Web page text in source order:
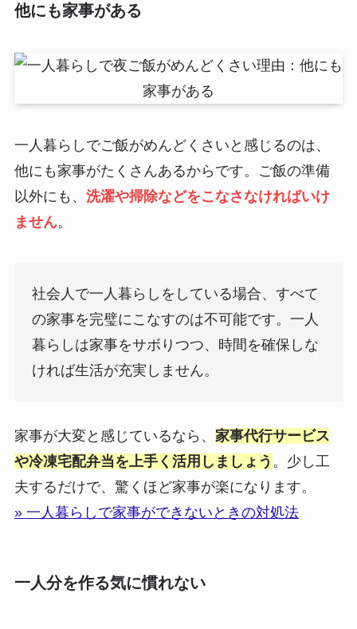
他にも家事がある
一人暮らしでご飯がめんどくさいと感じるのは、
他にも家事がたくさんあるからです。ご飯の準備
以外にも、 洗濯や掃除などをこなさなければいけ
ません。
社会人で一人暮らしをしている場合、すべて
の家事を完璧にこなすのは不可能です。一人
暮らしは家事をサボりつつ、時間を確保しな
ければ生活が充実しません。
家事が大変と感じているなら、 家事代行サービス
や冷凍宅配弁当を上手く活用しましょう 。少し工
夫するだけで、驚くほど家事が楽になります。
» 一人暮らしで家事ができないときの対処法
一人分を作る気に慣れない